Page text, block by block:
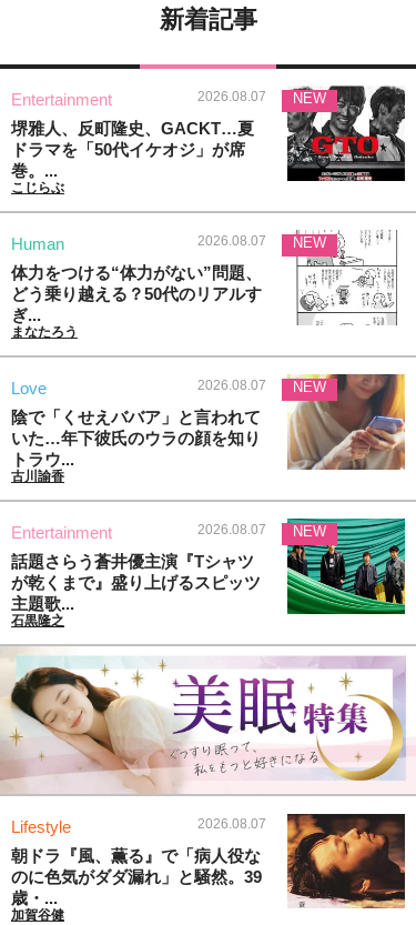
新着記事
Entertainment 2026.08.07
堺雅人、反町隆史、GACKT…夏
ドラマを「50代イケオジ」が席
巻。...
こじらぶ
NEW
Human 2026.08.07
体力をつける“体力がない”問題、
どう乗り越える？50代のリアルす
ぎ...
まなたろう
NEW
Love 2026.08.07
陰で「くせえババア」と言われて
いた…年下彼氏のウラの顔を知り
トラウ...
古川諭香
NEW
Entertainment 2026.08.07
話題さらう蒼井優主演『Tシャツ
が乾くまで』盛り上げるスピッツ
主題歌...
石黒隆之
NEW
Lifestyle 2026.08.07
朝ドラ『風、薫る』で「病人役な
のに色気がダダ漏れ」と騒然。39
歳・...
加賀谷健